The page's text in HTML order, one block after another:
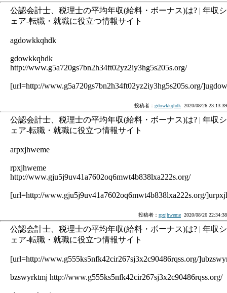
公認会計士、税理士の平均年収(給料・ボーナス)は? | 年収シ
ェア-転職・就職に役立つ情報サイト
agdowkkqhdk
gdowkkqhdk
http://www.g5a720gs7bn2h34ft02yz2iy3hg5s205s.org/
[url=http://www.g5a720gs7bn2h34ft02yz2iy3hg5s205s.org/
投稿者： gdowkkqhdk 2020/08/26 23:13:39
公認会計士、税理士の平均年収(給料・ボーナス)は? | 年収シ
ェア-転職・就職に役立つ情報サイト
arpxjhweme
rpxjhweme
http://www.gju5j9uv41a7602oq6mwt4b838lxa222s.org/
[url=http://www.gju5j9uv41a7602oq6mwt4b838lxa222s.org/
投稿者： rpxjhweme 2020/08/26 22:34:38
公認会計士、税理士の平均年収(給料・ボーナス)は? | 年収シ
ェア-転職・就職に役立つ情報サイト
[url=http://www.g555ks5nfk42cir267sj3x2c90486rqss.org/
bzswyrktmj http://www.g555ks5nfk42cir267sj3x2c90486rqss.org/